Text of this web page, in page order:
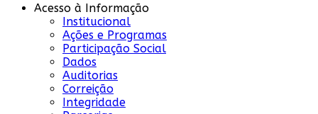
Acesso à Informação
Institucional
Ações e Programas
Participação Social
Dados
Auditorias
Correição
Integridade